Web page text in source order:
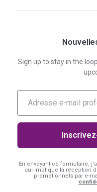
Sign up to stay in the
En envoyant ce formulaire,
qui implique la réception
promotionnels par e-